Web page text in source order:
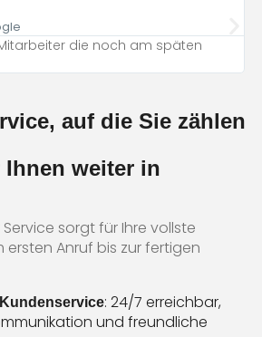
die noch am späten
auf die Sie zählen
weiter in
sorgt für Ihre vollste
ersten Anruf bis zur fertigen
: 24/7 erreichbar,
und freundliche